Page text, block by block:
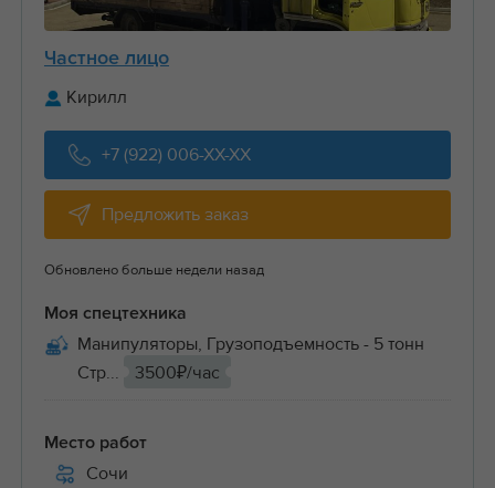
Частное лицо
Кирилл
+7 (922) 006-XX-XX
Предложить заказ
Обновлено больше недели назад
Моя спецтехника
Манипуляторы, Грузоподъемность - 5 тонн
Стр...
3500₽/час
Место работ
Сочи